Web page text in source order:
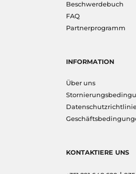
Beschwerdebuch
FAQ
Partnerprogramm
INFORMATION
Über uns
KONTAKTIERE UNS